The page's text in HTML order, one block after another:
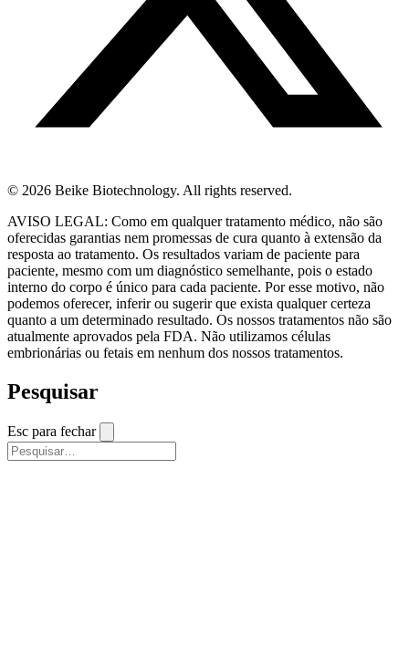
© 2026 Beike Biotechnology. All rights reserved.
AVISO LEGAL: Como em qualquer tratamento médico, não são
oferecidas garantias nem promessas de cura quanto à extensão da
resposta ao tratamento. Os resultados variam de paciente para
paciente, mesmo com um diagnóstico semelhante, pois o estado
interno do corpo é único para cada paciente. Por esse motivo, não
podemos oferecer, inferir ou sugerir que exista qualquer certeza
quanto a um determinado resultado. Os nossos tratamentos não são
atualmente aprovados pela FDA. Não utilizamos células
embrionárias ou fetais em nenhum dos nossos tratamentos.
Pesquisar
Esc para fechar